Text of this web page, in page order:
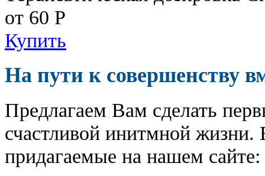
от 60 Р
Купить
На пути к совершенству
Предлагаем Вам сделать
счастливой инитмной жизни.
придагаемые на нашем сайте: